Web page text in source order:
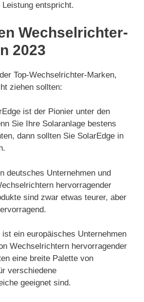
entspricht​.
Wechselrichter-
2023
Top-Wechselrichter-Marken,
ziehen sollten:
ist der Pionier unter den
Sie Ihre Solaranlage bestens
dann sollten Sie SolarEdge in
deutsches Unternehmen und
hervorragender
sind zwar etwas teurer, aber
ist ein europäisches Unternehmen
Wechselrichtern hervorragender
eine breite Palette von
verschiedene
geeignet sind​.